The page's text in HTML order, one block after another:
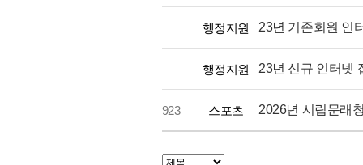
행정지원 23년 기존회원 인
행정지원 23년 신규 인터넷
923 스포츠 ​2026년 시립문래